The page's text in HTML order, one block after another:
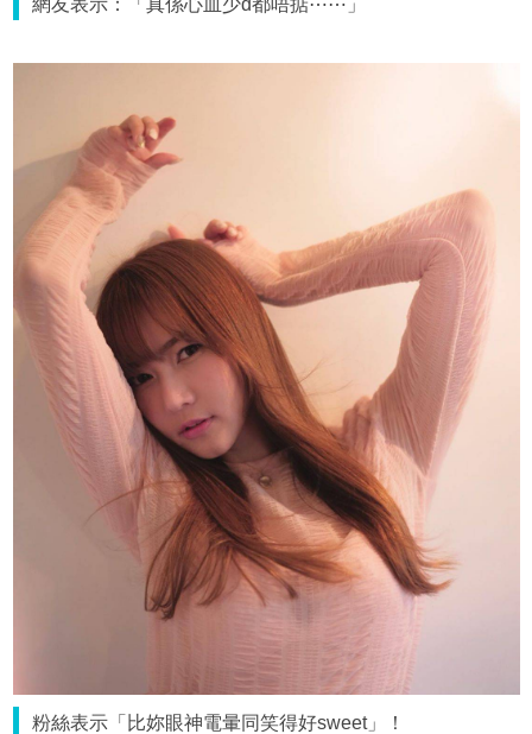
網友表示：「真係心血少d都唔掂⋯⋯」
粉絲表示「比妳眼神電暈同笑得好sweet」！